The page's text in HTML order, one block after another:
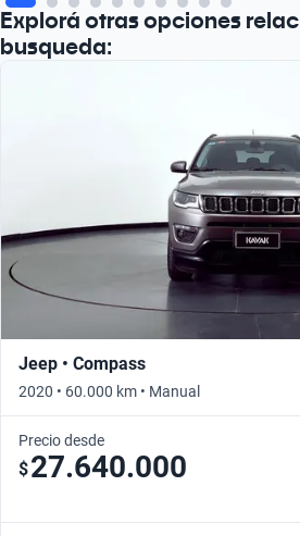
Explorá otras opciones
busqueda:
Jeep • Compass
2020 • 60.000 km • Manual
Precio desde
$27.640.000